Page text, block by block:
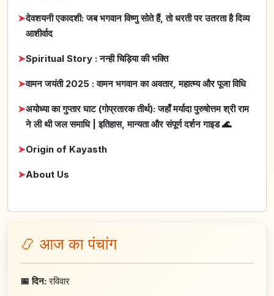
➤देवशयनी एकादशी: जब भगवान विष्णु सोते हैं, तो धरती पर उतरता है दिव्य
आशीर्वाद
➤Spiritual Story : नन्ही चिड़िया की भक्ति
➤वामन जयंती 2025 : वामन भगवान का अवतार, महात्म्य और पूजा विधि
➤अयोध्या का गुप्तार घाट (गोप्रतारक तीर्थ): जहाँ मर्यादा पुरुषोत्तम श्री राम
ने ली थी जल समाधि | इतिहास, मान्यता और संपूर्ण दर्शन गाइड 🌊
➤Origin of Kayasth
➤About Us
📿 आज का पंचांग
📅 दिन:रविवार